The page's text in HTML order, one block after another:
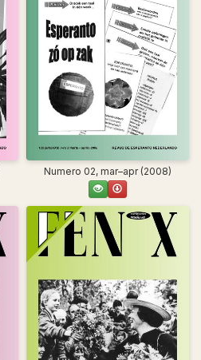
Numero 02, mar–apr (2008)